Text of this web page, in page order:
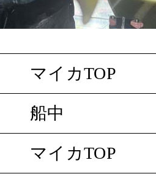
マイカTOP
船中
マイカTOP